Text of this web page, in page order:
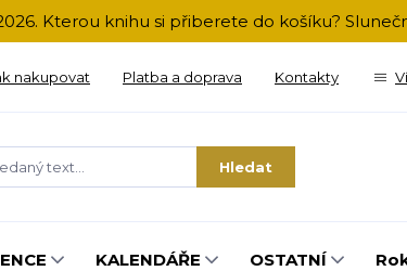
Kterou knihu si přiberete do košíku?
nakupovat Platba a doprava Kontakty
Hledat
KALENDÁŘE OSTATNÍ